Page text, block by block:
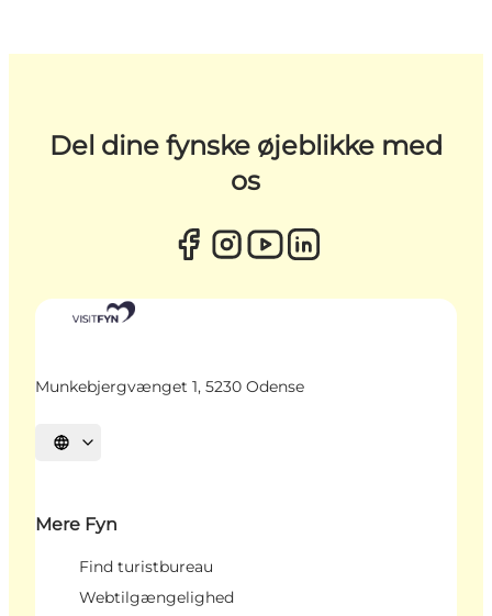
Del dine fynske øjeblikke med
os
Munkebjergvænget 1, 5230 Odense
Vælg sprog
Mere Fyn
Find turistbureau
Webtilgængelighed